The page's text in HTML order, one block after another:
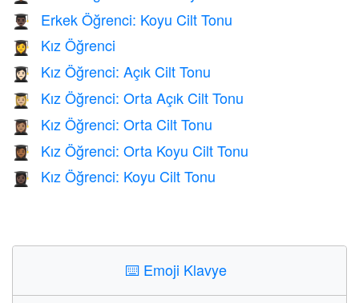
👨🏿‍🎓 Erkek Öğrenci: Koyu Cilt Tonu
👩‍🎓 Kız Öğrenci
👩🏻‍🎓 Kız Öğrenci: Açık Cilt Tonu
👩🏼‍🎓 Kız Öğrenci: Orta Açık Cilt Tonu
👩🏽‍🎓 Kız Öğrenci: Orta Cilt Tonu
👩🏾‍🎓 Kız Öğrenci: Orta Koyu Cilt Tonu
👩🏿‍🎓 Kız Öğrenci: Koyu Cilt Tonu
⌨️ Emoji Klavye